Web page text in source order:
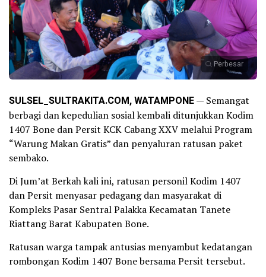
Perbesar
SULSEL_SULTRAKITA.COM, WATAMPONE— Semangat
berbagi dan kepedulian sosial kembali ditunjukkan Kodim
1407 Bone dan Persit KCK Cabang XXV melalui Program
“Warung Makan Gratis” dan penyaluran ratusan paket
sembako.
Di Jum’at Berkah kali ini, ratusan personil Kodim 1407
dan Persit menyasar pedagang dan masyarakat di
Kompleks Pasar Sentral Palakka Kecamatan Tanete
Riattang Barat Kabupaten Bone.
Ratusan warga tampak antusias menyambut kedatangan
rombongan Kodim 1407 Bone bersama Persit tersebut.